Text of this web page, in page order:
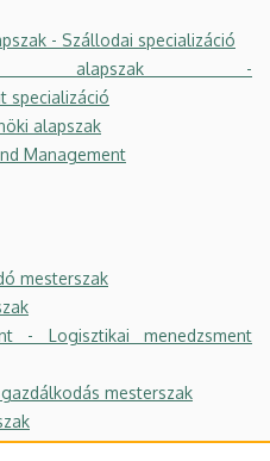
- Szállodai specializáció
alapszak -
specializáció
alapszak
Management
mesterszak
- Logisztikai menedzsment
mesterszak